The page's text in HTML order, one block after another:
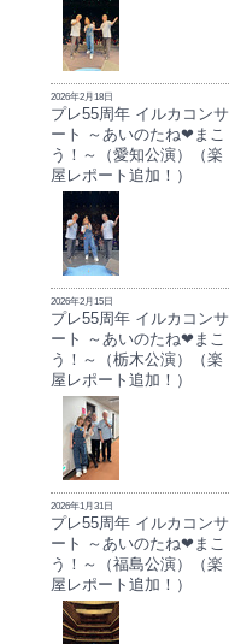
2026年2月18日
プレ55周年 イルカコンサ
ート ～あいのたね❤まこ
う！～（愛知公演）（楽
屋レポート追加！）
2026年2月15日
プレ55周年 イルカコンサ
ート ～あいのたね❤まこ
う！～（栃木公演）（楽
屋レポート追加！）
2026年1月31日
プレ55周年 イルカコンサ
ート ～あいのたね❤まこ
う！～（福島公演）（楽
屋レポート追加！）